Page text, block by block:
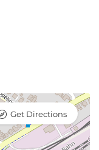
Get Directions